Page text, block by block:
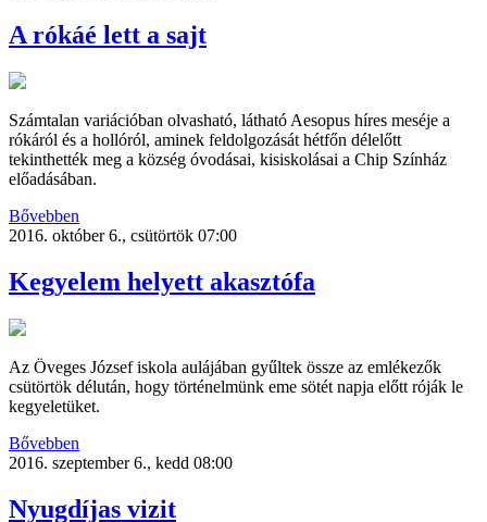
A rókáé lett a sajt
Számtalan variációban olvasható, látható Aesopus híres meséje a
rókáról és a hollóról, aminek feldolgozását hétfőn délelőtt
tekinthették meg a község óvodásai, kisiskolásai a Chip Színház
előadásában.
Bővebben
2016. október 6., csütörtök 07:00
Kegyelem helyett akasztófa
Az Öveges József iskola aulájában gyűltek össze az emlékezők
csütörtök délután, hogy történelmünk eme sötét napja előtt róják le
kegyeletüket.
Bővebben
2016. szeptember 6., kedd 08:00
Nyugdíjas vizit